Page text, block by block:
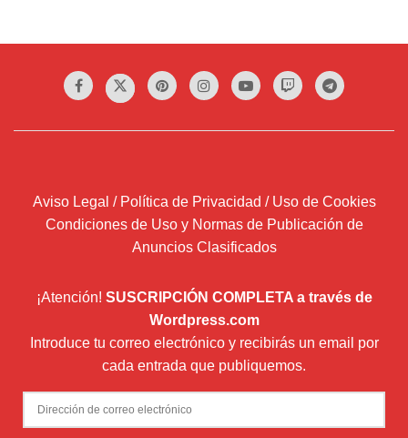
Aviso Legal / Política de Privacidad / Uso de Cookies
Condiciones de Uso y Normas de Publicación de
Anuncios Clasificados
¡Atención! SUSCRIPCIÓN COMPLETA a través de
Wordpress.com
Introduce tu correo electrónico y recibirás un email por
cada entrada que publiquemos.
Dirección
de